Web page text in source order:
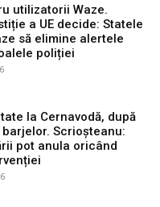
utilizatorii Waze.
a UE decide: Statele
să elimine alertele
poliției
la Cernavodă, după
Scrioșteanu:
pot anula oricând